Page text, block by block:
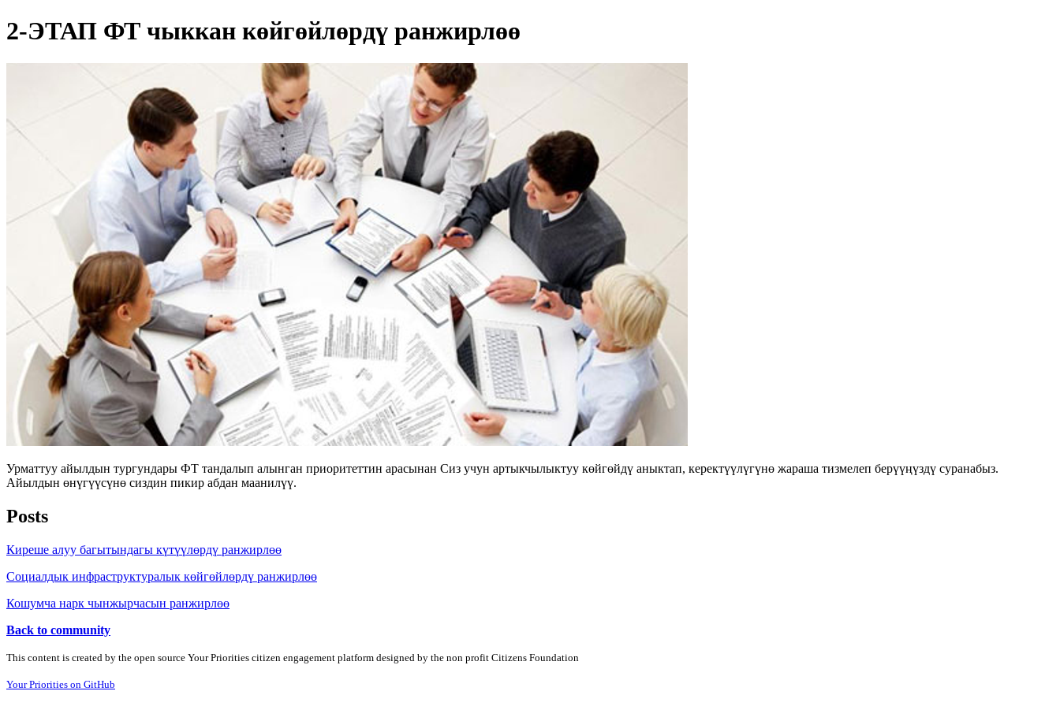
2-ЭТАП ФТ чыккан көйгөйлөрдү ранжирлөө
Урматтуу айылдын тургундары ФТ тандалып алынган приоритеттин арасынан Сиз учун артыкчылыктуу көйгөйдү аныктап, керектүүлүгүнө жараша тизмелеп берүүңүздү суранабыз.
Айылдын өнүгүүсүнө сиздин пикир абдан маанилүү.
Posts
Киреше алуу багытындагы күтүүлөрдү ранжирлөө
Социалдык инфраструктуралык көйгөйлөрдү ранжирлөө
Кошумча нарк чынжырчасын ранжирлөө
Back to community
This content is created by the open source Your Priorities citizen engagement platform designed by the non profit Citizens Foundation
Your Priorities on GitHub